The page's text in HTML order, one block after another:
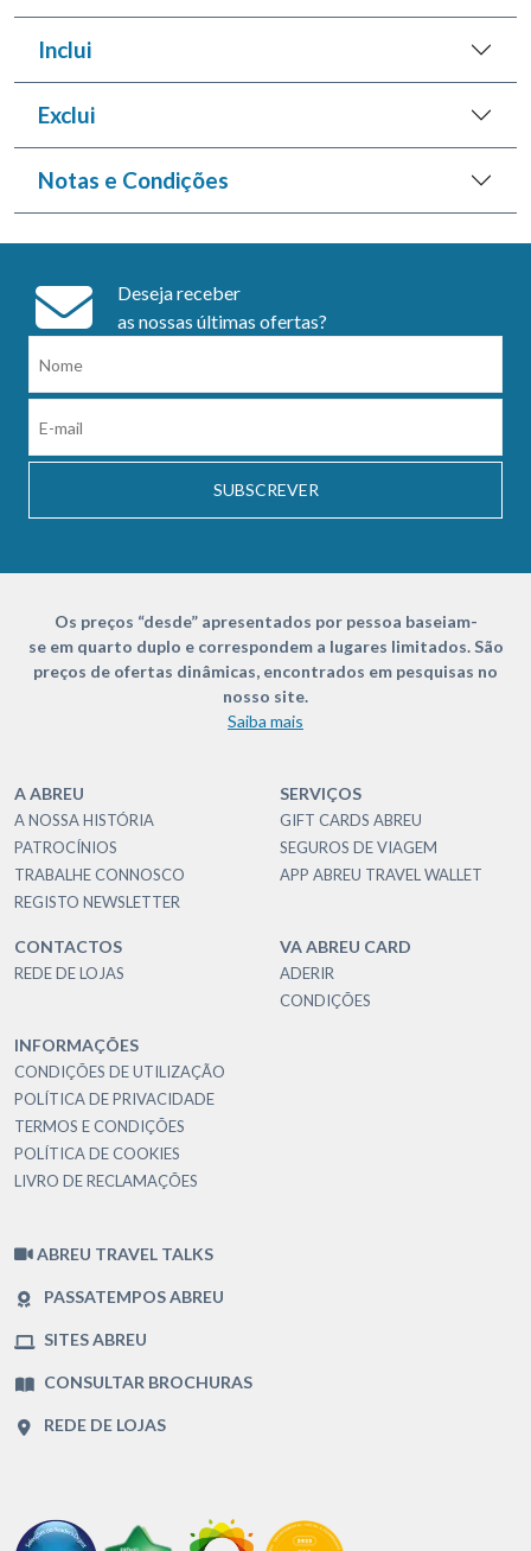
Inclui
Exclui
Notas e Condições
Deseja receber
as nossas últimas ofertas?
SUBSCREVER
Os preços “desde” apresentados por pessoa baseiam-
se em quarto duplo e correspondem a lugares limitados. São
preços de ofertas dinâmicas, encontrados em pesquisas no
nosso site.
Saiba mais
A ABREU
A NOSSA HISTÓRIA
PATROCÍNIOS
TRABALHE CONNOSCO
REGISTO NEWSLETTER
SERVIÇOS
GIFT CARDS ABREU
SEGUROS DE VIAGEM
APP ABREU TRAVEL WALLET
CONTACTOS
REDE DE LOJAS
VA ABREU CARD
ADERIR
CONDIÇÕES
INFORMAÇÕES
CONDIÇÕES DE UTILIZAÇÃO
POLÍTICA DE PRIVACIDADE
TERMOS E CONDIÇÕES
POLÍTICA DE COOKIES
LIVRO DE RECLAMAÇÕES
ABREU TRAVEL TALKS
PASSATEMPOS ABREU
SITES ABREU
CONSULTAR BROCHURAS
REDE DE LOJAS